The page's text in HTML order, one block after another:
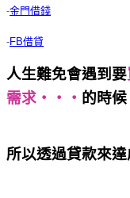
-金門借錢
-FB借貸
人生難免會遇到要
需求‧‧‧ 的時候
所以透過貸款來